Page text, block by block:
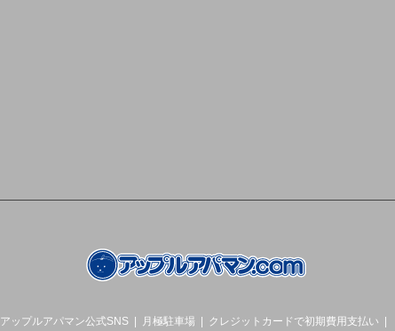
アップルアパマン公式SNS 月極駐車場 クレジットカードで初期費用支払い